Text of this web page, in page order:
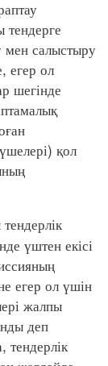
мен салыстыру
егер ол
шегінде
қол
үштен екісі
егер ол үшін
жалпы
деп
тендерлік